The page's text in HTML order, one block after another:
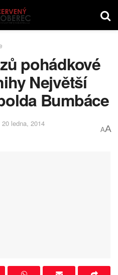
pohádkové
Největší
Bumbáce
20 ledna, 2014
AA